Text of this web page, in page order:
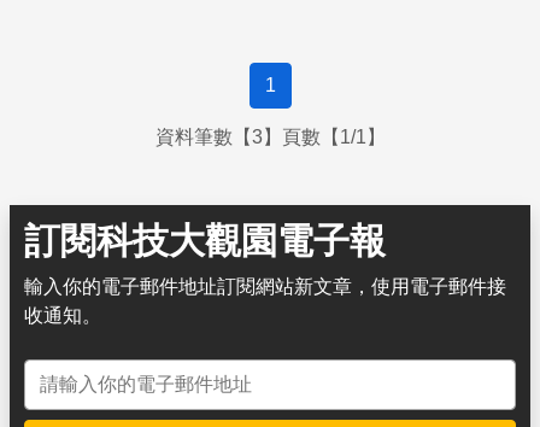
1
資料筆數【3】頁數【1/1】
訂閱科技大觀園電子報
輸入你的電子郵件地址訂閱網站新文章，使用電子郵件接
收通知。
電子郵件地址